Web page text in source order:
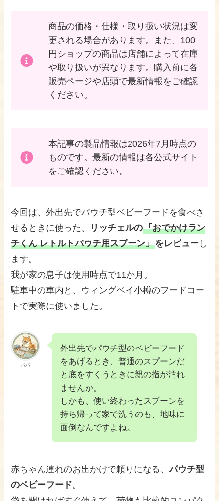
商品の価格・仕様・取り扱い状況は変
更される場合があります。また、100
円ショップの商品は店舗によって在庫
や取り扱いが異なります。購入前に各
販売ページや店頭で最新情報をご確認
ください。
本記事の製品情報は2026年7月時点の
ものです。最新の情報は各公式サイト
をご確認ください。
今回は、外出先でパウチ型ベビーフードを食べさ
せるときに使った、
リッチェルの「おでかけラン
チくん レトルトパウチ用スプーン」をレビュー し
ます。
我が家の息子は使用時点で11か月。
駐車中の車内と、ウィングベイ小樽のフードコー
トで実際に使いました。
パパ
外出先でパウチ型のベビーフード
をあげるとき、普通のスプーンだ
と底をすくうときに親の指が汚れ
ませんか。
しかも、使い終わったスプーンを
持ち帰って家で洗うのも、地味に
面倒なんですよね。
赤ちゃん連れのお出かけで頼りになる、パウチ型
のベビーフード。